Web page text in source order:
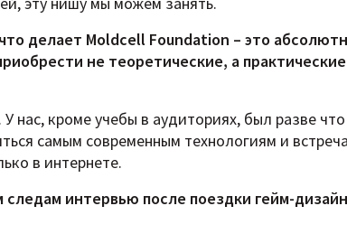
делает Moldcell Foundation – это
не теоретические, а практические
нас, кроме учебы в аудиториях, был разве
самым современным технологиям и
в интернете.
интервью после поездки гейм-